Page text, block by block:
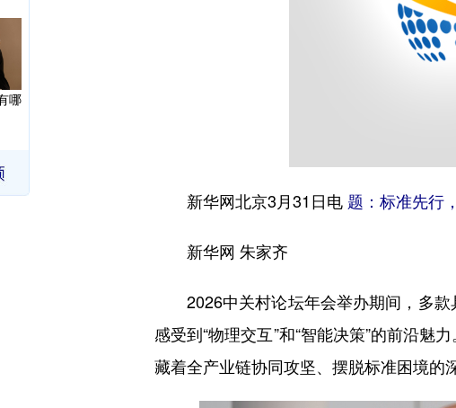
新华网北京3月31日电 题：标准先行
新华网 朱家齐
2026中关村论坛年会举办期间，多款
感受到“物理交互”和“智能决策”的前沿魅
藏着全产业链协同攻坚、摆脱标准困境的
哪